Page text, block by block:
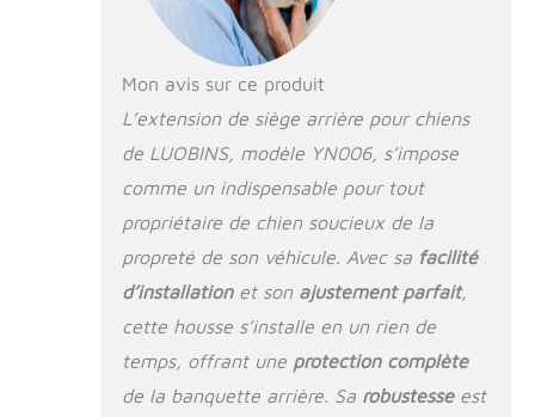
Mon avis sur ce produit
L’extension de siège arrière pour chiens
de LUOBINS, modèle YN006, s’impose
comme un indispensable pour tout
propriétaire de chien soucieux de la
propreté de son véhicule. Avec sa facilité
d’installationet son ajustement parfait,
cette housse s’installe en un rien de
temps, offrant une protection complète
de la banquette arrière. Sa robustesseest